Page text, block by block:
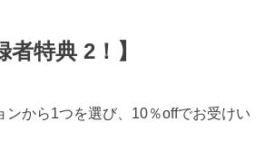
者特典 2！】
ンから1つを選び、10％offでお受けい